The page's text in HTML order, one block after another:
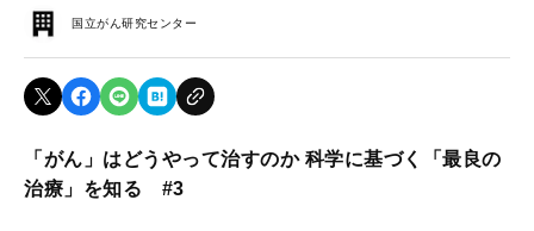
国立がん研究センター
「がん」はどうやって治すのか 科学に基づく「最良の
治療」を知る #3